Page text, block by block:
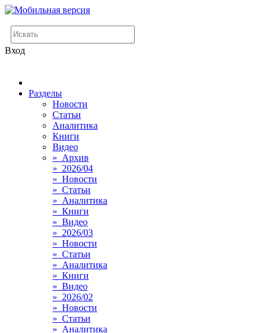
Вход
Разделы
Новости
Статьи
Аналитика
Книги
Видео
» Архив
» 2026/04
» Новости
» Статьи
» Аналитика
» Книги
» Видео
» 2026/03
» Новости
» Статьи
» Аналитика
» Книги
» Видео
» 2026/02
» Новости
» Статьи
» Аналитика